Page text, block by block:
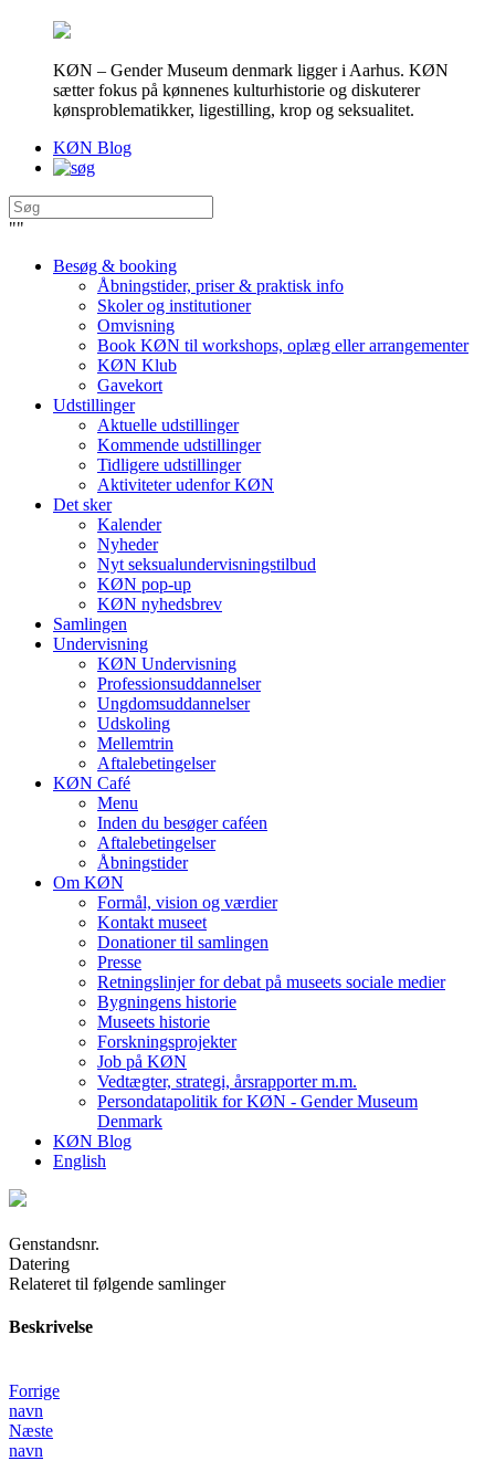
KØN – Gender Museum denmark ligger i Aarhus. KØN
sætter fokus på kønnenes kulturhistorie og diskuterer
kønsproblematikker, ligestilling, krop og seksualitet.
KØN Blog
""
Besøg & booking
Åbningstider, priser & praktisk info
Skoler og institutioner
Omvisning
Book KØN til workshops, oplæg eller arrangementer
KØN Klub
Gavekort
Udstillinger
Aktuelle udstillinger
Kommende udstillinger
Tidligere udstillinger
Aktiviteter udenfor KØN
Det sker
Kalender
Nyheder
Nyt seksualundervisningstilbud
KØN pop-up
KØN nyhedsbrev
Samlingen
Undervisning
KØN Undervisning
Professionsuddannelser
Ungdomsuddannelser
Udskoling
Mellemtrin
Aftalebetingelser
KØN Café
Menu
Inden du besøger caféen
Aftalebetingelser
Åbningstider
Om KØN
Formål, vision og værdier
Kontakt museet
Donationer til samlingen
Presse
Retningslinjer for debat på museets sociale medier
Bygningens historie
Museets historie
Forskningsprojekter
Job på KØN
Vedtægter, strategi, årsrapporter m.m.
Persondatapolitik for KØN - Gender Museum
Denmark
KØN Blog
English
Genstandsnr.
Datering
Relateret til følgende samlinger
Beskrivelse
Forrige
navn
Næste
navn